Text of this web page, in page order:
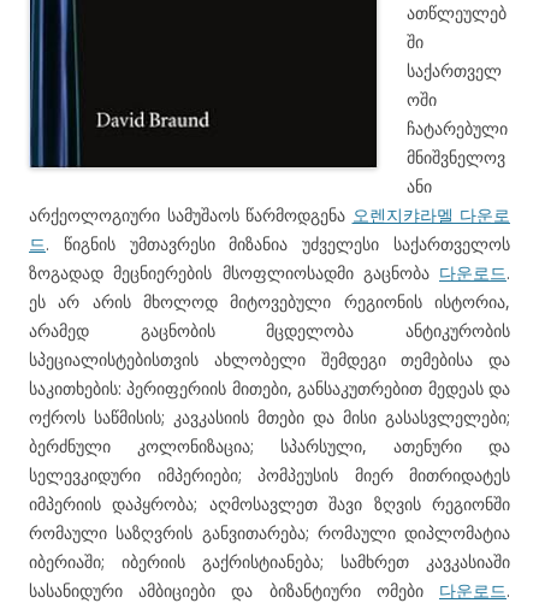
ათწლეულებ
ში
საქართველ
ოში
ჩატარებული
მნიშვნელოვ
ანი
არქეოლოგიური სამუშაოს წარმოდგენა 오렌지캬라멜 다운로
드. წიგნის უმთავრესი მიზანია უძველესი საქართველოს
ზოგადად მეცნიერების მსოფლიოსადმი გაცნობა 다운로드.
ეს არ არის მხოლოდ მიტოვებული რეგიონის ისტორია,
არამედ გაცნობის მცდელობა ანტიკურობის
სპეციალისტებისთვის ახლობელი შემდეგი თემებისა და
საკითხების: პერიფერიის მითები, განსაკუთრებით მედეას და
ოქროს საწმისის; კავკასიის მთები და მისი გასასვლელები;
ბერძნული კოლონიზაცია; სპარსული, ათენური და
სელევკიდური იმპერიები; პომპეუსის მიერ მითრიდატეს
იმპერიის დაპყრობა; აღმოსავლეთ შავი ზღვის რეგიონში
რომაული საზღვრის განვითარება; რომაული დიპლომატია
იბერიაში; იბერიის გაქრისტიანება; სამხრეთ კავკასიაში
სასანიდური ამბიციები და ბიზანტიური ომები 다운로드.